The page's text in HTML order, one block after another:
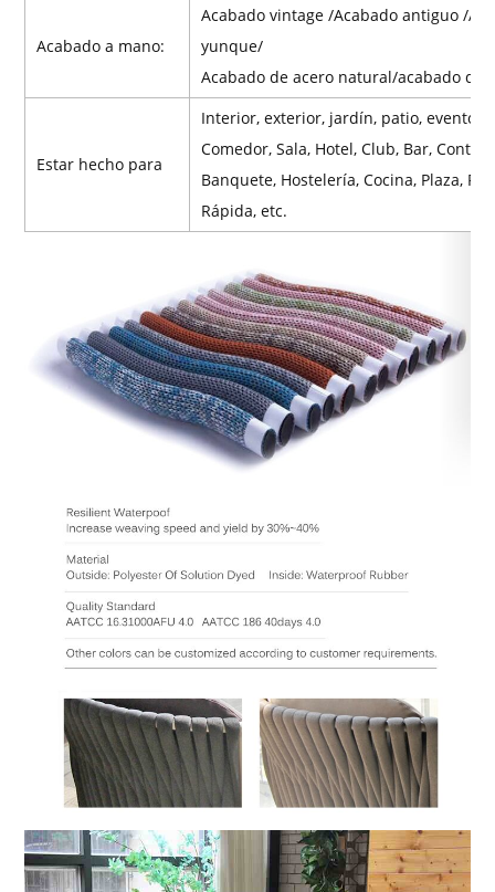
Acabado a mano:
Acabado vintage /Acabado antiguo /
yunque/
Acabado de acero natural/acabado de
Estar hecho para
Interior, exterior, jardín, patio, evento,
Comedor, Sala, Hotel, Club, Bar,
Banquete, Hostelería, Cocina, Plaza,
Rápida, etc.